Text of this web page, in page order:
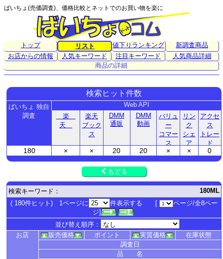
ばいちょ(売価調査)、価格比較とネットでのお買い物を楽に
トップ リスト 値下りランキング
新調査商品
お店からの情報
人気キーワード 注目キーワード
人気商品詳細
商品の詳細
検索ヒット件数
ばいちょ 独自
調査
180
Web API
楽
天
×
楽天
ブック
ス
×
DMM
通販
20
DMM
動画
20
バリュ
ー
コマー
ス
×
リン
ク
シェ
ア
×
アクセ
ス
トレー
ド
0
もどる
検索キーワード：
180ML
( 180件ヒット) 1ページに
件表示する [
ページ/全8ペー
ジ]
並び替え順序：
お店
販売価格 ポイント 実質価格
在庫状態
調査日
品 名